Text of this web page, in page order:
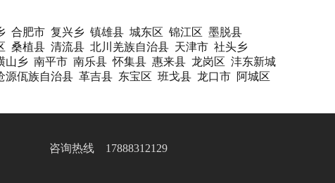
合肥市 复兴乡 镇雄县 城东区 锦江区 墨脱县
桑植县 清流县 北川羌族自治县 天津市 社头乡
山乡 南平市 南乐县 怀集县 惠来县 龙岗区 沣东新城
源佤族自治县 革吉县 东宝区 班戈县 龙口市 阿城区
咨询热线 17888312129